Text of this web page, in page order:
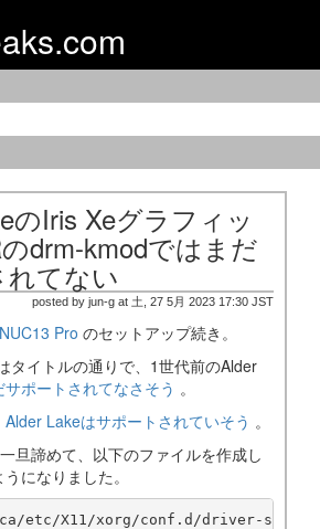
のIris Xeグラフィッ
drm-kmodではまだ
てない
posted by jun-g at 土, 27 5月 2023 17:30 JST
Pro のセットアップ続き。
タイトルの通りで、1世代前のAlder
サポートされてなさそう 。
Alder Lakeはサポートされていそう 。
旦諦めて、以下のファイルを作成し
になりました。
etc/X11/xorg/conf.d/driver-